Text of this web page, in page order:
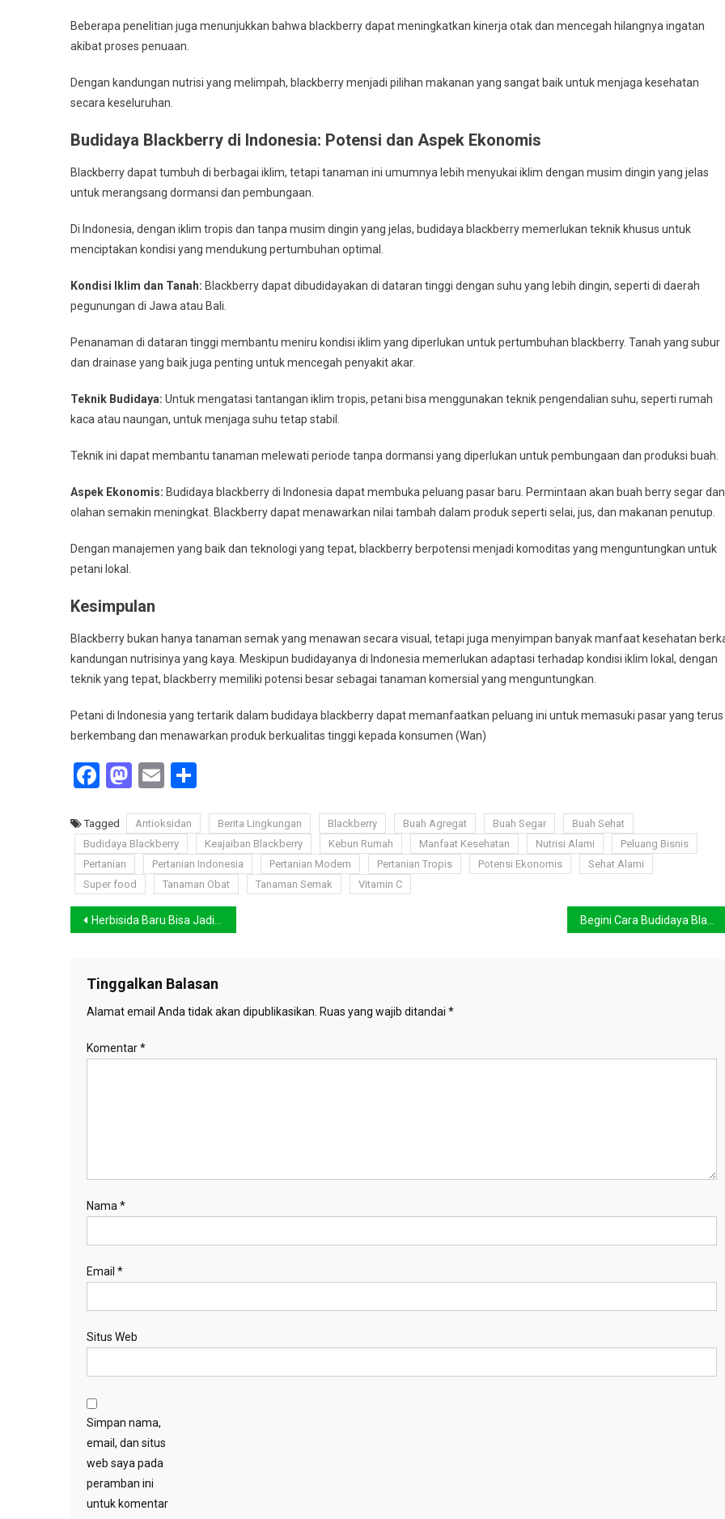
Beberapa penelitian juga menunjukkan bahwa blackberry dapat meningkatkan kinerja otak dan mencegah hilangnya ingatan
akibat proses penuaan.
Dengan kandungan nutrisi yang melimpah, blackberry menjadi pilihan makanan yang sangat baik untuk menjaga kesehatan
secara keseluruhan.
Budidaya Blackberry di Indonesia: Potensi dan Aspek Ekonomis
Blackberry dapat tumbuh di berbagai iklim, tetapi tanaman ini umumnya lebih menyukai iklim dengan musim dingin yang jelas
untuk merangsang dormansi dan pembungaan.
Di Indonesia, dengan iklim tropis dan tanpa musim dingin yang jelas, budidaya blackberry memerlukan teknik khusus untuk
menciptakan kondisi yang mendukung pertumbuhan optimal.
Kondisi Iklim dan Tanah: Blackberry dapat dibudidayakan di dataran tinggi dengan suhu yang lebih dingin, seperti di daerah
pegunungan di Jawa atau Bali.
Penanaman di dataran tinggi membantu meniru kondisi iklim yang diperlukan untuk pertumbuhan blackberry. Tanah yang subur
dan drainase yang baik juga penting untuk mencegah penyakit akar.
Teknik Budidaya: Untuk mengatasi tantangan iklim tropis, petani bisa menggunakan teknik pengendalian suhu, seperti rumah
kaca atau naungan, untuk menjaga suhu tetap stabil.
Teknik ini dapat membantu tanaman melewati periode tanpa dormansi yang diperlukan untuk pembungaan dan produksi buah.
Aspek Ekonomis: Budidaya blackberry di Indonesia dapat membuka peluang pasar baru. Permintaan akan buah berry segar dan
olahan semakin meningkat. Blackberry dapat menawarkan nilai tambah dalam produk seperti selai, jus, dan makanan penutup.
Dengan manajemen yang baik dan teknologi yang tepat, blackberry berpotensi menjadi komoditas yang menguntungkan untuk
petani lokal.
Kesimpulan
Blackberry bukan hanya tanaman semak yang menawan secara visual, tetapi juga menyimpan banyak manfaat kesehatan
kandungan nutrisinya yang kaya. Meskipun budidayanya di Indonesia memerlukan adaptasi terhadap kondisi iklim lokal, dengan
teknik yang tepat, blackberry memiliki potensi besar sebagai tanaman komersial yang menguntungkan.
Petani di Indonesia yang tertarik dalam budidaya blackberry dapat memanfaatkan peluang ini untuk memasuki pasar yang terus
berkembang dan menawarkan produk berkualitas tinggi kepada konsumen (Wan)
Facebook
Mastodon
Email
Tagged Antioksidan Berita Lingkungan Blackberry Buah Agregat Buah Segar
Buah Sehat
Budidaya Blackberry
Keajaiban Blackberry Kebun Rumah Manfaat Kesehatan Nutrisi Alami
Peluang Bisnis
Pertanian
Pertanian Indonesia Pertanian Modern Pertanian Tropis Potensi Ekonomis
Sehat Alami
Super food
Tanaman Obat Tanaman Semak Vitamin C
Navigasi
Herbisida Baru Bisa Jadi Solusi untuk Pertanian Blackberry di 2025
Tinggalkan Balasan
Alamat email Anda tidak akan dipublikasikan. Ruas yang wajib ditandai *
Komentar*
Nama *
Email *
Situs Web
Simpan nama,
email, dan situs
web saya pada
peramban ini
untuk komentar